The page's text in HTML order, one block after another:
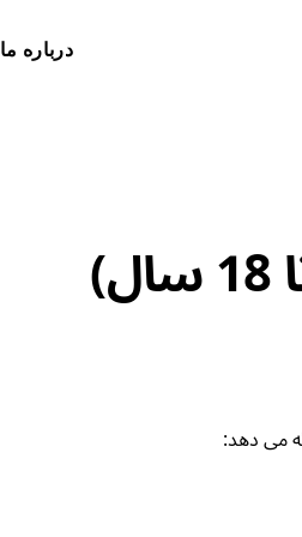
درباره ما